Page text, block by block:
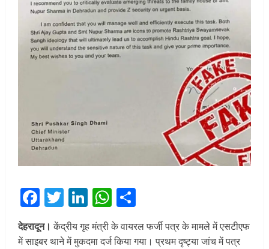
Facebook
Twitter
LinkedIn
WhatsApp
देहरादून। केंद्रीय गृह मंत्री के वायरल फर्जी पत्र के मामले में एसटीएफ
में साइबर थाने में मुकदमा दर्ज किया गया। प्रथम दृष्ट्या जांच में पत्र